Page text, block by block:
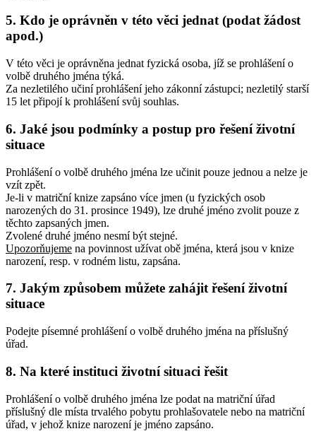
5. Kdo je oprávněn v této věci jednat (podat žádost
apod.)
V této věci je oprávněna jednat fyzická osoba, jíž se prohlášení o
volbě druhého jména týká.
Za nezletilého učiní prohlášení jeho zákonní zástupci; nezletilý starší
15 let připojí k prohlášení svůj souhlas.
6. Jaké jsou podmínky a postup pro řešení životní
situace
Prohlášení o volbě druhého jména lze učinit pouze jednou a nelze je
vzít zpět.
Je-li v matriční knize zapsáno více jmen (u fyzických osob
narozených do 31. prosince 1949), lze druhé jméno zvolit pouze z
těchto zapsaných jmen.
Zvolené druhé jméno nesmí být stejné.
Upozorňujeme na povinnost užívat obě jména, která jsou v knize
narození, resp. v rodném listu, zapsána.
7. Jakým způsobem můžete zahájit řešení životní
situace
Podejte písemné prohlášení o volbě druhého jména na příslušný
úřad.
8. Na které instituci životní situaci řešit
Prohlášení o volbě druhého jména lze podat na matriční úřad
příslušný dle místa trvalého pobytu prohlašovatele nebo na matriční
úřad, v jehož knize narození je jméno zapsáno.